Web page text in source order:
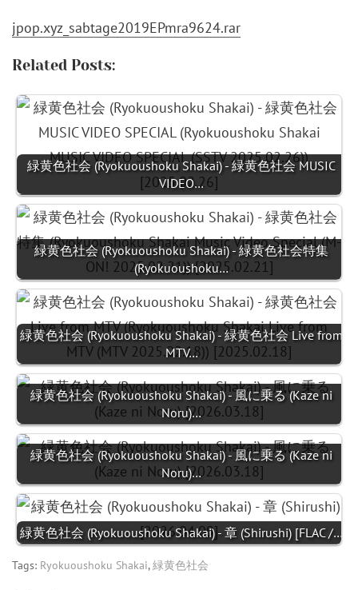
jpop.xyz_sabtage2019EPmra9624.rar
Related Posts:
緑黄色社会 (Ryokuoushoku Shakai) - 緑黄色社会 MUSIC
VIDEO…
緑黄色社会 (Ryokuoushoku Shakai) - 緑黄色社会特集
(Ryokuoushoku…
緑黄色社会 (Ryokuoushoku Shakai) - 緑黄色社会 Live from
MTV…
緑黄色社会 (Ryokuoushoku Shakai) - 風に乗る (Kaze ni
Noru)…
緑黄色社会 (Ryokuoushoku Shakai) - 風に乗る (Kaze ni
Noru)…
緑黄色社会 (Ryokuoushoku Shakai) - 章 (Shirushi) [FLAC /…
Tags: Ryokuoushoku Shakai,緑黄色社会